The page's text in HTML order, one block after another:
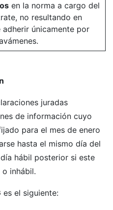
en la norma a cargo del
no resultando en
únicamente por
juradas
de información cuyo
para el mes de enero
hasta el mismo día del
hábil posterior si este
inhábil.
el siguiente: